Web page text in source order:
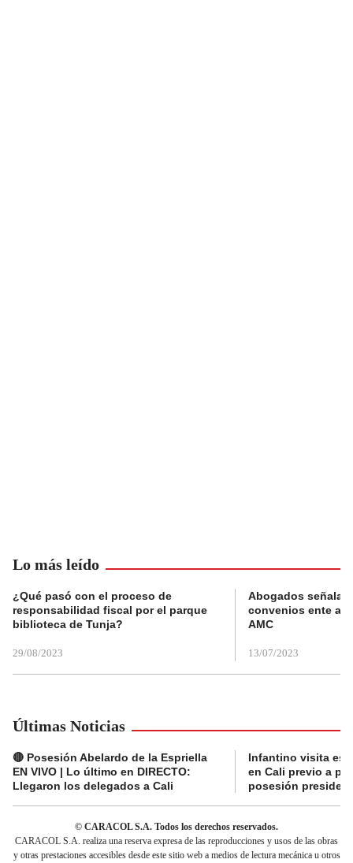
Lo más leído
¿Qué pasó con el proceso de
responsabilidad fiscal por el parque
biblioteca de Tunja?
29/08/2023
Abogados
convenios ente
AMC
13/07/2023
Últimas Noticias
🔴 Posesión Abelardo de la Espriella
EN VIVO | Lo último en DIRECTO:
Llegaron los delegados a Cali
Infantino visita
en Cali previo a
posesión
© CARACOL S.A. Todos los derechos reservados.
CARACOL S.A. realiza una reserva expresa de las reproducciones y usos de las obras
y otras prestaciones accesibles desde este sitio web a medios de lectura mecánica u otros